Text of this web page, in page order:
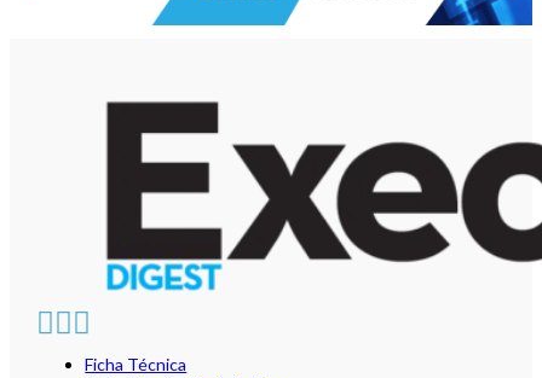
Ficha Técnica